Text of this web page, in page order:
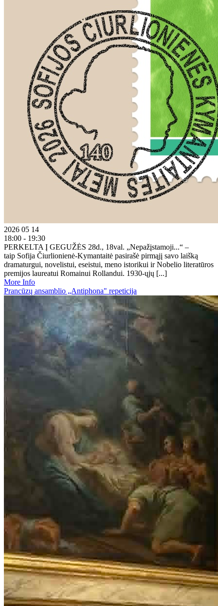
2026 05 14
18:00 - 19:30
PERKELTA Į GEGUŽĖS 28d., 18val. „Nepažįstamoji...“ –
taip Sofija Čiurlionienė-Kymantaitė pasirašė pirmąjį savo laišką
dramaturgui, novelistui, eseistui, meno istorikui ir Nobelio literatūros
premijos laureatui Romainui Rollandui. 1930-ųjų [...]
More Info
Prancūzų ansamblio „Antiphona" repeticija